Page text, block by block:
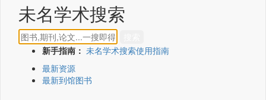
未名学术搜索
新手指南： 未名学术搜索使用指南
最新资源
最新到馆图书